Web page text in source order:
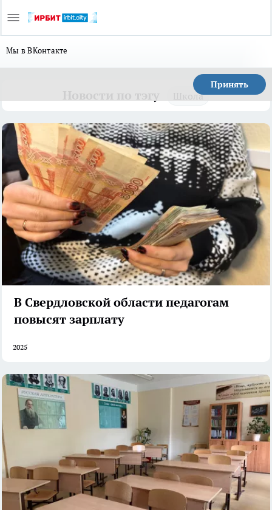
Мы в ВКонтакте
Принять
Школа
В Свердловской области педагогам
повысят зарплату
2025